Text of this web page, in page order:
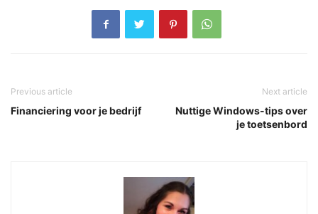
Previous article
Financiering voor je bedrijf
Next article
Nuttige Windows-tips over
je toetsenbord